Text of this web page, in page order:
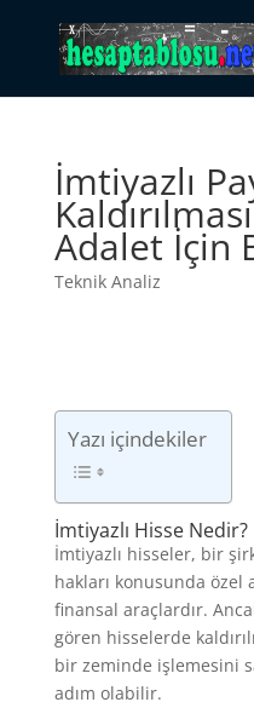
İmtiyazlı
Adalet İçin
Teknik Analiz
Yazı içindekiler
İmtiyazlı Hisse Nedir?
İmtiyazlı hisseler, bir
hakları konusunda özel
finansal araçlardır.
gören hisselerde
bir zeminde işlemesini
adım olabilir.